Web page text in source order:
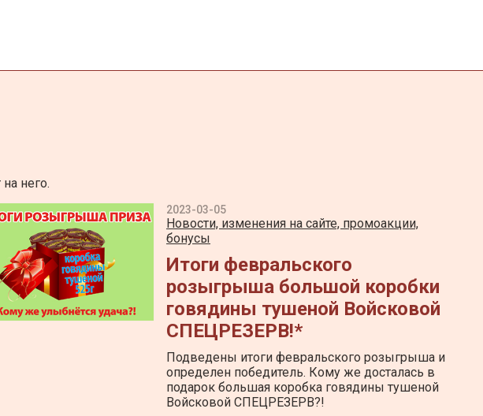
него.
2023-03-05
Новости, изменения на сайте, промоакции,
бонусы
Итоги февральского
розыгрыша большой коробки
говядины тушеной Войсковой
СПЕЦРЕЗЕРВ!*
Подведены итоги февральского розыгрыша и
определен победитель. Кому же досталась в
подарок большая коробка говядины тушеной
Войсковой СПЕЦРЕЗЕРВ?!